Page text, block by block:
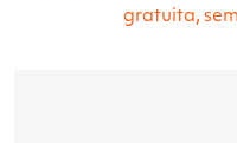
gratuita,